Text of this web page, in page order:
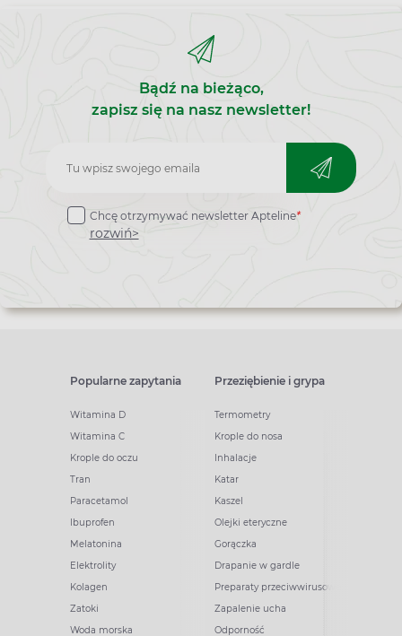
Bądź na bieżąco,
zapisz się na nasz newsletter!
Zapisz
do
newslettera
Chcę otrzymywać newsletter Apteline*
rozwiń>
Popularne zapytania
Witamina D
Witamina C
Krople do oczu
Tran
Paracetamol
Ibuprofen
Melatonina
Elektrolity
Kolagen
Zatoki
Woda morska
Przeziębienie i grypa
Termometry
Krople do nosa
Inhalacje
Katar
Kaszel
Olejki eteryczne
Gorączka
Drapanie w gardle
Preparaty przeciwwirusowe
Zapalenie ucha
Odporność